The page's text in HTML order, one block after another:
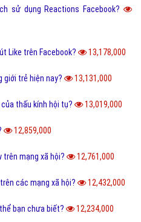
sử dụng Reactions Facebook?
Like trên Facebook? 13,178,000
giới trẻ hiện nay? 13,131,000
thấu kính hội tụ? 13,019,000
12,859,000
trên mạng xã hội? 12,761,000
các mạng xã hội? 12,432,000
bạn chưa biết? 12,234,000